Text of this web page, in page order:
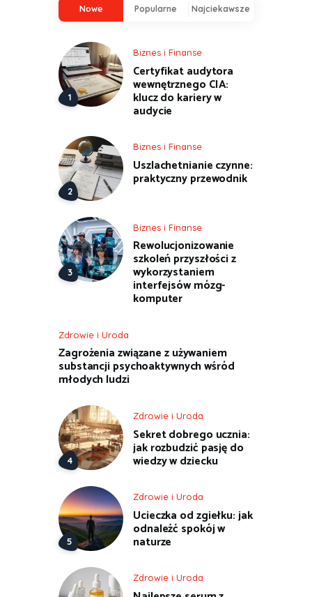
Nowe Popularne Najciekawsze
Biznes i Finanse
Certyfikat audytora
wewnętrznego CIA:
klucz do kariery w
audycie
Biznes i Finanse
Uszlachetnianie czynne:
praktyczny przewodnik
Biznes i Finanse
Rewolucjonizowanie
szkoleń przyszłości z
wykorzystaniem
interfejsów mózg-
komputer
Zdrowie i Uroda
Zagrożenia związane z używaniem
substancji psychoaktywnych wśród
młodych ludzi
Zdrowie i Uroda
Sekret dobrego ucznia:
jak rozbudzić pasję do
wiedzy w dziecku
Zdrowie i Uroda
Ucieczka od zgiełku: jak
odnaleźć spokój w
naturze
Zdrowie i Uroda